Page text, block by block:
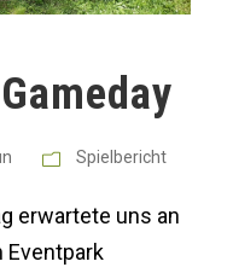
Spielbericht
erwartete uns an
Eventpark